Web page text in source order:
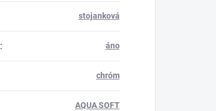
stojanková
: áno
chróm
AQUA SOFT